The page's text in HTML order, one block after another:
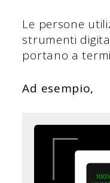
Le persone
strumenti
portano a
Ad esempio,